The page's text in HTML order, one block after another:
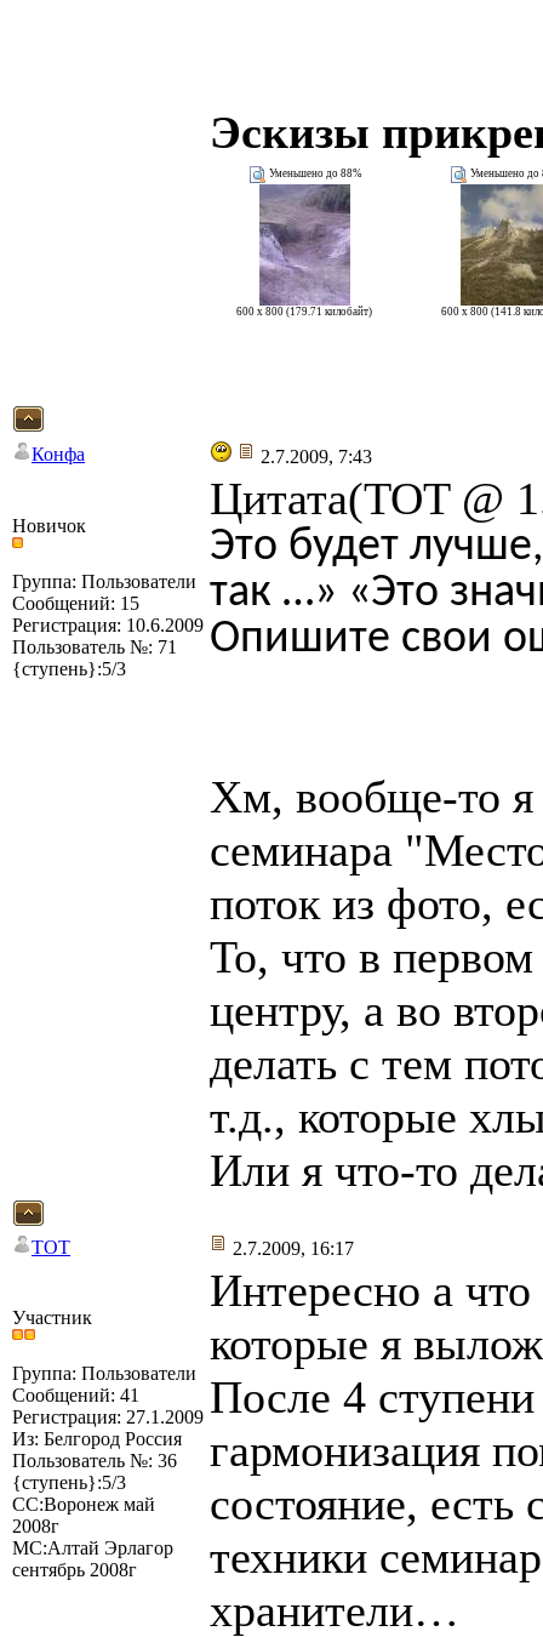
Эскизы
Уменьшено до 88%
600 x 800 (179.71 килобайт)
Уменьшено до
600 x 800 (141.8
Конфа 2.7.2009, 7:43
Новичок
Группа: Пользователи
Сообщений: 15
Регистрация: 10.6.2009
Пользователь №: 71
{ступень}:5/3
Цитата(TOT @
Это будет
так …» «Это
Опишите свои
Хм, вообще-то я
семинара
поток из фото,
То, что в
центру, а во
делать с тем
т.д., которые
Или я что-то
TOT 2.7.2009, 16:17
Участник
Группа: Пользователи
Сообщений: 41
Регистрация: 27.1.2009
Из: Белгород Россия
Пользователь №: 36
{ступень}:5/3
СС:Воронеж май
2008г
МС:Алтай Эрлагор
сентябрь 2008г
Интересно а
которые я
После 4 ступени
гармонизация
состояние,
техники
хранители…